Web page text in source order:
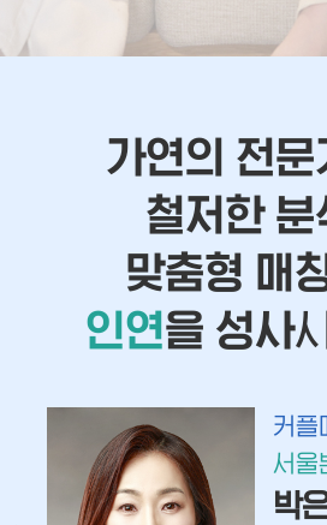
가연의 전문
철저한 분
맞춤형 매
인연을 성사
커플
서울
박